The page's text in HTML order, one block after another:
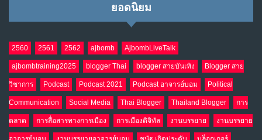
ยอดนิยม
2560 2561 2562 ajbomb AjbombLiveTalk
ajbombtraining2025 blogger Thai blogger สายบันเทิง Blogger สาย
วิชาการ Podcast Podcast 2021 Podcast อาจารย์บอม Political
Communication Social Media Thai Blogger Thailand Blogger การ
ตลาด การสื่อสารทางการเมือง การเมืองดิจิทัล งานบรรยาย งานบรรยาย